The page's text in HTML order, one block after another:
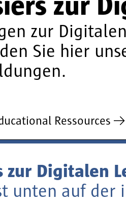
zur
zur
Sie hier
Ressources
zur Digitalen
unten auf der